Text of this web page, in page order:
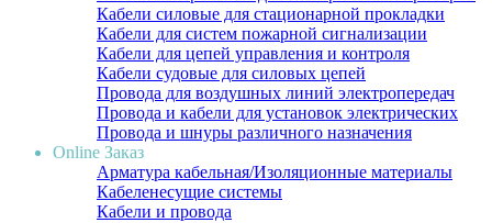
Кабели силовые для стационарной прокладки
Кабели для систем пожарной сигнализации
Кабели для цепей управления и контроля
Кабели судовые для силовых цепей
Провода для воздушных линий электропередач
Провода и кабели для установок электрических
Провода и шнуры различного назначения
Online Заказ
Арматура кабельная/Изоляционные материалы
Кабеленесущие системы
Кабели и провода